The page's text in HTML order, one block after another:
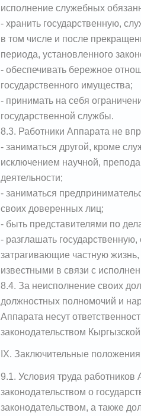
исполнение служебных
- хранить государственную,
в том числе и после
периода, установленного
- обеспечивать бережное
государственного имущества;
- принимать на себя
государственной службы.
8.3. Работники Аппарата не
- заниматься другой, кроме
исключением научной,
деятельности;
- заниматься
своих доверенных лиц;
- быть представителями по
- разглашать
затрагивающие частную
известными в связи с
8.4. За неисполнение своих
должностных полномочий и
Аппарата несут
законодательством
IX. Заключительные положения
9.1. Условия труда
законодательством о
законодательством, а также